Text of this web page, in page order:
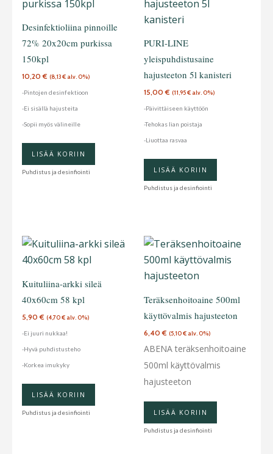
Desinfektioliina pinnoille
72% 20x20cm purkissa
150kpl
10,20€ (8,13€ alv. 0%)
-Pintojen desinfektioon
-Ei sisällä hajusteita
-Sopii myös välineille
LISÄÄ KORIIN
Puhdistus ja desinfiointi
PURI-LINE
yleispuhdistusaine
hajusteeton 5l kanisteri
15,00€ (11,95€ alv. 0%)
-Päivittäiseen käyttöön
-Tehokas lian poistaja
-Liuottaa rasvaa
LISÄÄ KORIIN
Puhdistus ja desinfiointi
Kuituliina-arkki sileä
40x60cm 58 kpl
5,90€ (4,70€ alv. 0%)
-Ei juuri nukkaa!
-Hyvä puhdistusteho
-Korkea imukyky
LISÄÄ KORIIN
Puhdistus ja desinfiointi
Teräksenhoitoaine 500ml
käyttövalmis hajusteeton
6,40€ (5,10€ alv. 0%)
ABENA teräksenhoitoaine
500ml käyttövalmis
hajusteeton
LISÄÄ KORIIN
Puhdistus ja desinfiointi